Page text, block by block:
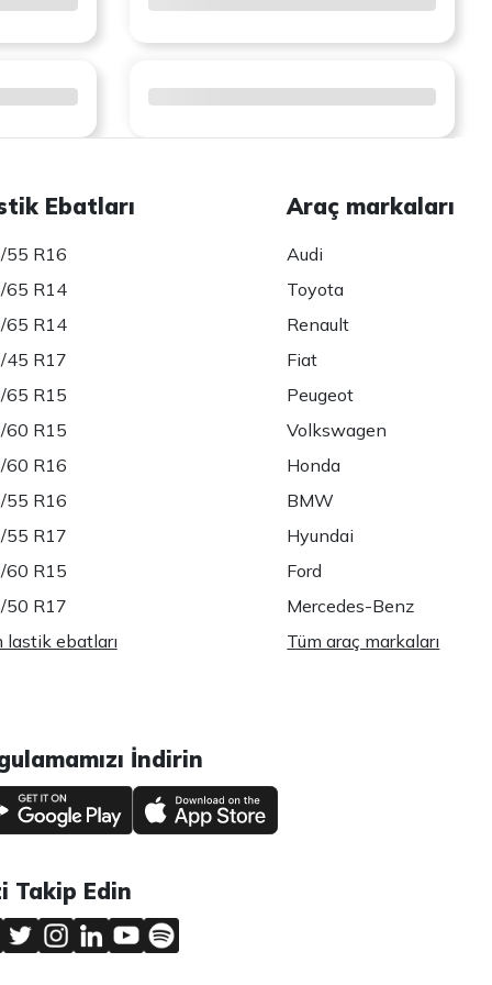
Ebatları
55 R16
65 R14
65 R14
45 R17
65 R15
60 R15
60 R16
55 R16
55 R17
60 R15
50 R17
lastik ebatları
Araç markaları
Audi
Toyota
Renault
Fiat
Peugeot
Volkswagen
Honda
BMW
Hyundai
Ford
Mercedes-Benz
Tüm araç markaları
İndirin
Takip Edin